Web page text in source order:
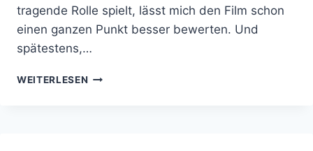
tragende Rolle spielt, lässt mich den Film schon
einen ganzen Punkt besser bewerten. Und
spätestens,…
WEITERLESEN SPIDER-